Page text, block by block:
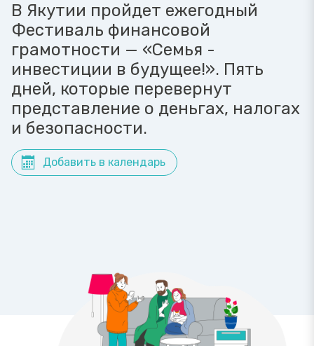
В Якутии пройдет ежегодный
Фестиваль финансовой
грамотности — «Семья -
инвестиции в будущее!». Пять
дней, которые перевернут
представление о деньгах, налогах
и безопасности.
Добавить в календарь